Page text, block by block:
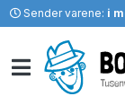
Sender varene: i